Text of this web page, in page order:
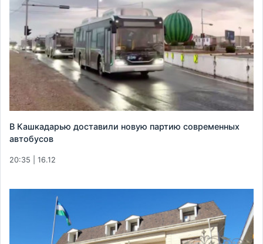
В Кашкадарью доставили новую партию современных
автобусов
20:35 | 16.12